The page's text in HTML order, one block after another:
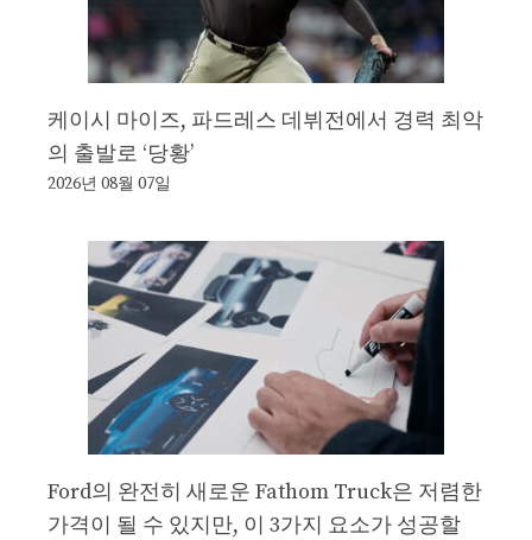
케이시 마이즈, 파드레스 데뷔전에서 경력 최악
의 출발로 ‘당황’
2026년 08월 07일
Ford의 완전히 새로운 Fathom Truck은 저렴한
가격이 될 수 있지만, 이 3가지 요소가 성공할